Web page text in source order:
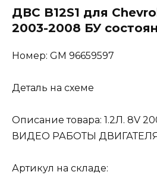
ДВС B12S1 для
2003-2008 БУ
Номер: GM 96659597
Деталь на схеме
Описание товара: 1.2Л. 8V
ВИДЕО РАБОТЫ ДВИГАТЕЛЯ
Артикул на складе: